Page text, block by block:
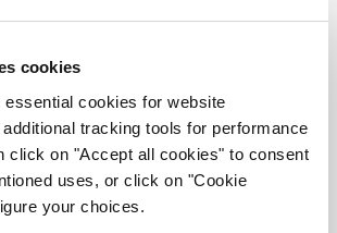
cookies
essential cookies for website
tracking tools for performance
click on "Accept all cookies" to consent
uses, or click on "Cookie
your choices.